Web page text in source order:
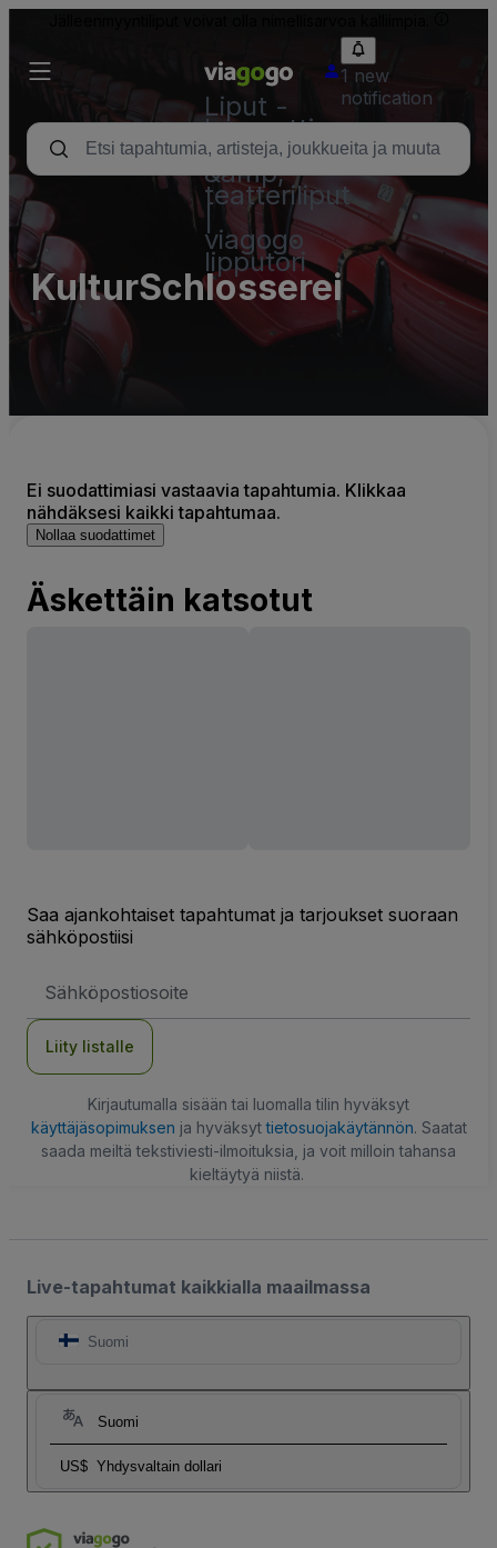
Liput -
konsertti,
urheilu
&amp;
teatteriliput
viagogo
lipputori
1 new
notification
KulturSchlosserei
Ei suodattimiasi vastaavia tapahtumia. Klikkaa
nähdäksesi kaikki tapahtumaa.
Nollaa suodattimet
Äskettäin katsotut
Saa ajankohtaiset tapahtumat ja tarjoukset suoraan
sähköpostiisi
Liity listalle
Kirjautumalla sisään tai luomalla tilin hyväksyt
käyttäjäsopimuksen ja hyväksyttietosuojakäytännön. Saatat
saada meiltä tekstiviesti-ilmoituksia, ja voit milloin tahansa
kieltäytyä niistä.
Live-tapahtumat kaikkialla maailmassa
Suomi
Suomi
US$ Yhdysvaltain dollari